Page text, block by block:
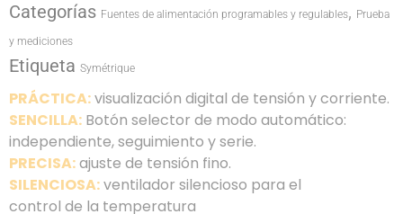
Categorías Fuentes de alimentación programables y regulables, Prueba
y mediciones
Etiqueta Symétrique
PRÁCTICA:visualización digital de tensión y corriente.
SENCILLA: Botón selector de modo automático:
independiente, seguimiento y serie.
PRECISA:ajuste de tensión fino.
SILENCIOSA:ventilador silencioso para el
control de la temperatura